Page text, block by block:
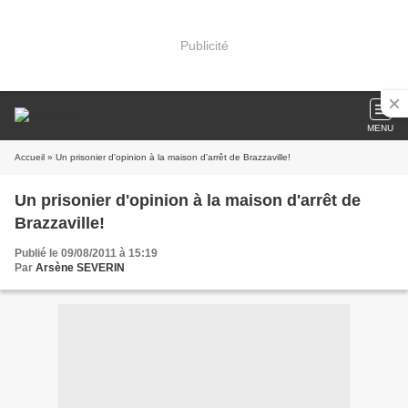
Publicité
MENU
Accueil » Un prisonier d'opinion à la maison d'arrêt de Brazzaville!
Un prisonier d'opinion à la maison d'arrêt de
Brazzaville!
Publié le 09/08/2011 à 15:19
Par Arsène SEVERIN